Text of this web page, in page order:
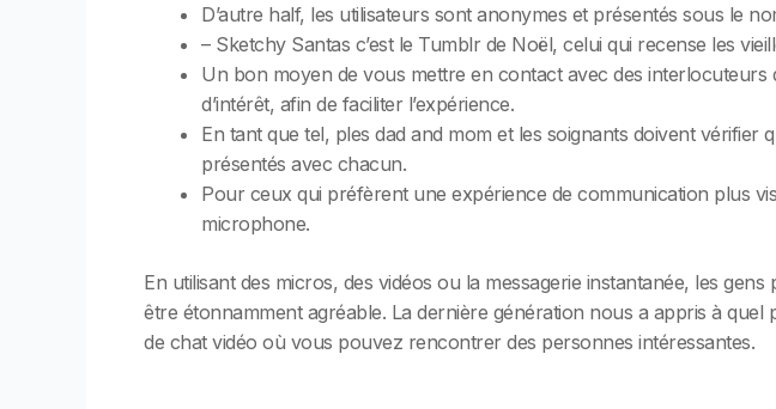
D’autre half, les utilisateurs sont anonymes et présentés sous le
– Sketchy Santas c’est le Tumblr de Noël, celui qui recense les
Un bon moyen de vous mettre en contact avec des
d’intérêt, afin de faciliter l’expérience.
En tant que tel, ples dad and mom et les soignants doivent
présentés avec chacun.
Pour ceux qui préfèrent une expérience de communication plus
microphone.
En utilisant des micros, des vidéos ou la messagerie instantanée, les
être étonnamment agréable. La dernière génération nous a appris à
de chat vidéo où vous pouvez rencontrer des personnes intéressantes.